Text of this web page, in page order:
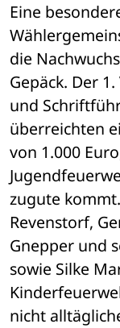
Eine
die
Gepäck. Der
und
überreichten
von 1.000
zugute
Revenstorf,
Gnepper und
sowie Silke
nicht